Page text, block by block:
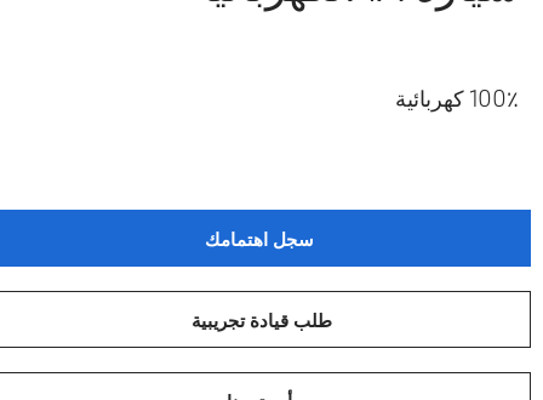
100٪ كهربائية
سجل اهتمامك
طلب قيادة تجريبية